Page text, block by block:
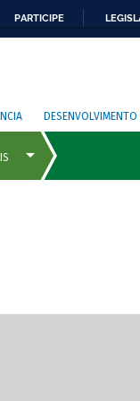
PARTICIPE
DESENVOLVIMENTO